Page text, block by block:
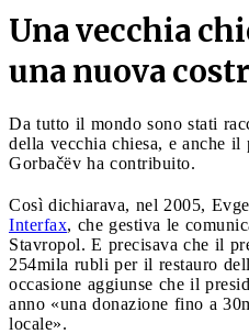
Una vecchia
una nuova
Da tutto il mondo sono stati
della vecchia chiesa, e anche
Gorbačëv ha contribuito.
Così dichiarava, nel 2005,
Interfax, che gestiva le
Stavropol. E precisava che il
254mila rubli per il restauro
occasione aggiunse che il
anno «una donazione fino a
locale».